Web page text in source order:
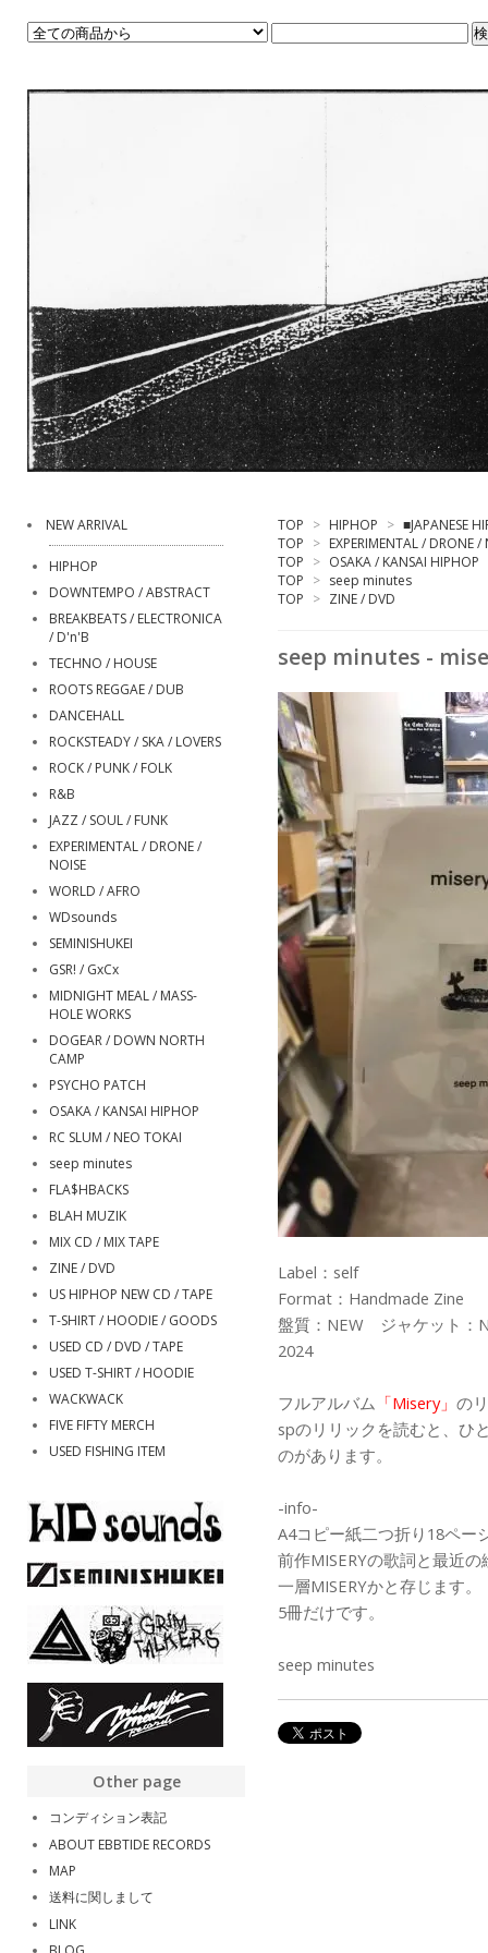
TOP > HIPHOP > ■JAPANESE
TOP > EXPERIMENTAL / DRONE /
TOP > OSAKA / KANSAI HIPHOP
TOP > seep minutes
TOP > ZINE / DVD
seep minutes -
Label：self
Format：Handmade Zine
盤質：NEW ジャケット：
2024
フルアルバム 「Misery」 の
spのリリックを読むと、ひ
のがあります。
-info-
A4コピー紙二つ折り18ペー
前作MISERYの歌詞と最近の
一層MISERYかと存じます。
5冊だけです。
seep minutes
NEW ARRIVAL
HIPHOP
DOWNTEMPO / ABSTRACT
BREAKBEATS / ELECTRONICA
/ D'n'B
TECHNO / HOUSE
ROOTS REGGAE / DUB
DANCEHALL
ROCKSTEADY / SKA / LOVERS
ROCK / PUNK / FOLK
R&B
JAZZ / SOUL / FUNK
EXPERIMENTAL / DRONE /
NOISE
WORLD / AFRO
WDsounds
SEMINISHUKEI
GSR! / GxCx
MIDNIGHT MEAL / MASS-
HOLE WORKS
DOGEAR / DOWN NORTH
CAMP
PSYCHO PATCH
OSAKA / KANSAI HIPHOP
RC SLUM / NEO TOKAI
seep minutes
FLA$HBACKS
BLAH MUZIK
MIX CD / MIX TAPE
ZINE / DVD
US HIPHOP NEW CD / TAPE
T-SHIRT / HOODIE / GOODS
USED CD / DVD / TAPE
USED T-SHIRT / HOODIE
WACKWACK
FIVE FIFTY MERCH
USED FISHING ITEM
Other page
コンディション表記
ABOUT EBBTIDE RECORDS
MAP
送料に関しまして
LINK